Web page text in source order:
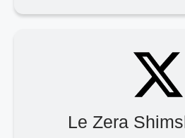
Le Zera